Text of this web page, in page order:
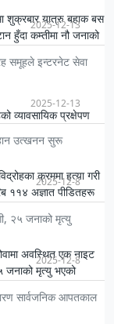
शुक्रबार यात्रु बहाक बस
हुँदा कम्तीमा नौ जनाको
2025-12-13
समूहले इन्टरनेट सेवा
व्यावसायिक प्रक्षेपण
इन्टरनेट उपग्रह
2025-12-13
उत्खनन सुरू
क्रममा हत्या गरी
११४ अज्ञात पीडितहरू
2025-12-8
२५ जनाको मृत्यु
अवस्थित एक नाइट
जनाको मृत्यु भएको
2025-12-8
सार्वजनिक आपतकाल